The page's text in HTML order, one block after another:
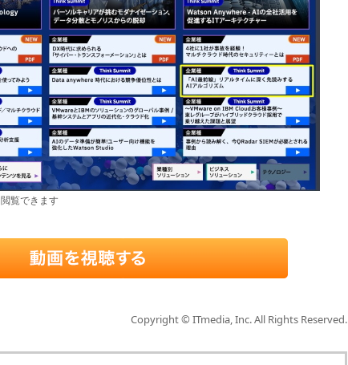
覧できます
Copyright © ITmedia, Inc. All Rights Reserved.